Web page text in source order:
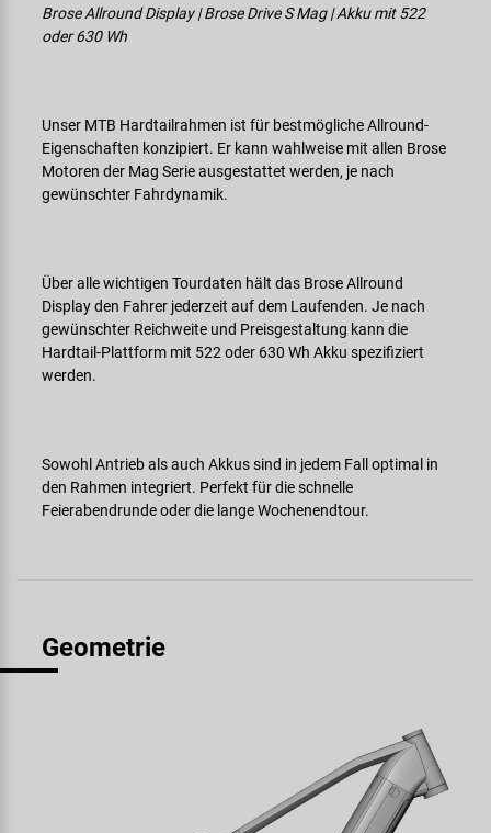
Brose Allround Display | Brose Drive S Mag | Akku mit 522
oder 630 Wh
Unser MTB Hardtailrahmen ist für bestmögliche Allround-
Eigenschaften konzipiert. Er kann wahlweise mit allen Brose
Motoren der Mag Serie ausgestattet werden, je nach
gewünschter Fahrdynamik.
Über alle wichtigen Tourdaten hält das Brose Allround
Display den Fahrer jederzeit auf dem Laufenden. Je nach
gewünschter Reichweite und Preisgestaltung kann die
Hardtail-Plattform mit 522 oder 630 Wh Akku spezifiziert
werden.
Sowohl Antrieb als auch Akkus sind in jedem Fall optimal in
den Rahmen integriert. Perfekt für die schnelle
Feierabendrunde oder die lange Wochenendtour.
Geometrie